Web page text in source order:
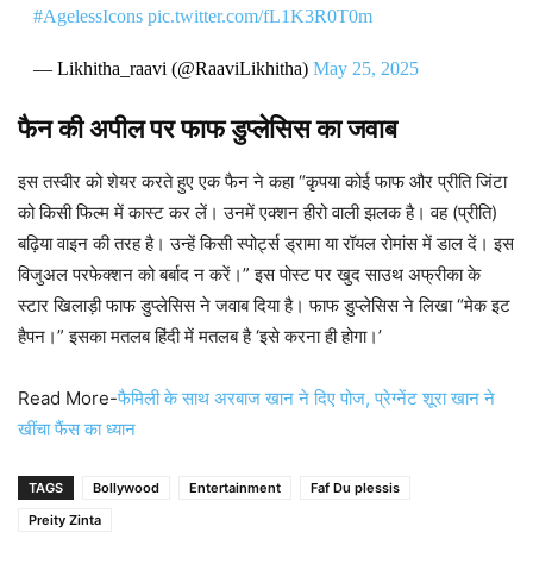
#AgelessIcons pic.twitter.com/fL1K3R0T0m
— Likhitha_raavi (@RaaviLikhitha) May 25, 2025
फैन की अपील पर फाफ डुप्लेसिस का जवाब
इस तस्वीर को शेयर करते हुए एक फैन ने कहा “कृपया कोई फाफ और प्रीति जिंटा
को किसी फिल्म में कास्ट कर लें। उनमें एक्शन हीरो वाली झलक है। वह (प्रीति)
बढ़िया वाइन की तरह है। उन्हें किसी स्पोर्ट्स ड्रामा या रॉयल रोमांस में डाल दें। इस
विजुअल परफेक्शन को बर्बाद न करें।” इस पोस्ट पर खुद साउथ अफ्रीका के
स्टार खिलाड़ी फाफ डुप्लेसिस ने जवाब दिया है। फाफ डुप्लेसिस ने लिखा “मेक इट
हैपन।” इसका मतलब हिंदी में मतलब है ‘इसे करना ही होगा।’
Read More-फैमिली के साथ अरबाज खान ने दिए पोज, प्रेग्नेंट शूरा खान ने
खींचा फैंस का ध्यान
TAGS Bollywood Entertainment
Faf Du plessis
Preity Zinta